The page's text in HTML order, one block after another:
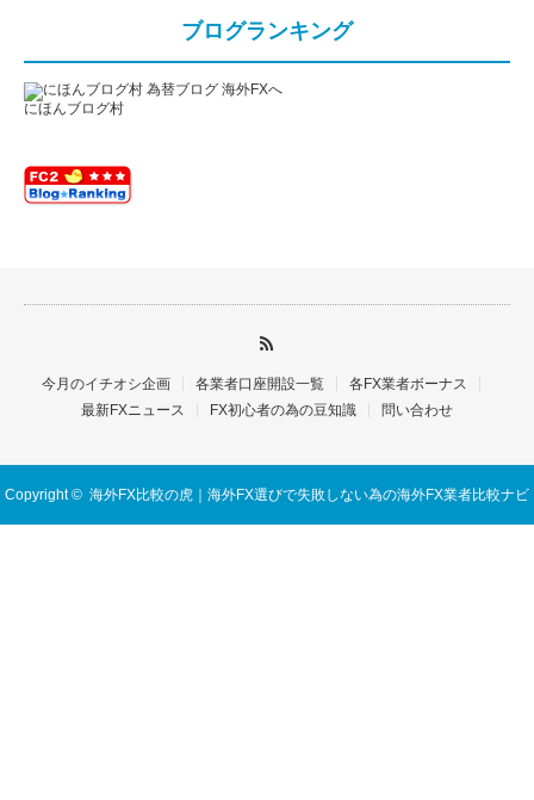
ブログランキング
にほんブログ村
今月のイチオシ企画 各業者口座開設一覧
各FX業者ボーナス
最新FXニュース
FX初心者の為の豆知識 問い合わせ
Copyright © 海外FX比較の虎｜海外FX選びで失敗しない為の海外FX業者比較ナビ